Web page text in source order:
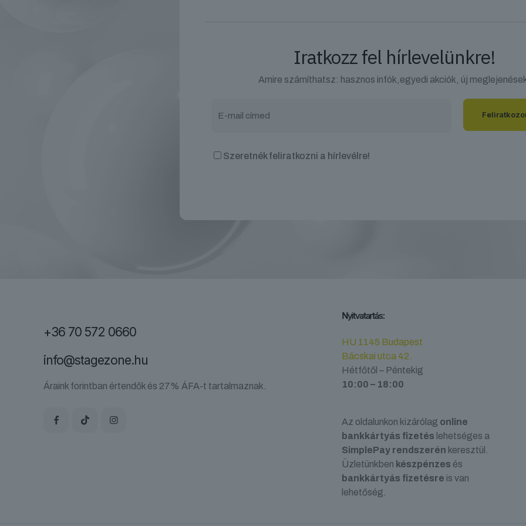
Iratkozz fel hírlevelünkre!
Amire számíthatsz: hasznos infók,egyedi akciók, új
Szeretnék feliratkozni a hírlevélre!
+36 70 572 0660
info@stagezone.hu
Áraink forintban értendők és 27% ÁFA-t tartalmaznak.
Nyitvatartás:
HU 1145 Budapest
Bácskai utca 42.
Hétfőtől – Péntekig
10:00 – 18:00
Az oldalunkon kizárólag online
bankkártyás fizetés lehetséges a
SimplePay rendszerén keresztül.
Üzletünkben készpénzes és
bankkártyás fizetésre is van
lehetőség.